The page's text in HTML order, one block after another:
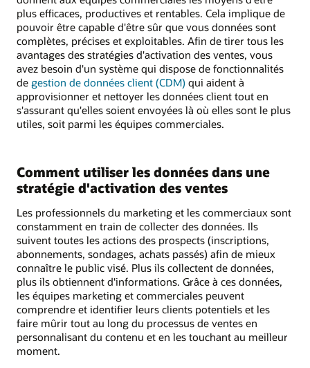
plus efficaces, productives et rentables. Cela implique de
pouvoir être capable d'être sûr que vous données sont
complètes, précises et exploitables. Afin de tirer tous les
avantages des stratégies d'activation des ventes, vous
avez besoin d'un système qui dispose de fonctionnalités
de gestion de données client (CDM) qui aident à
approvisionner et nettoyer les données client tout en
s'assurant qu'elles soient envoyées là où elles sont le plus
utiles, soit parmi les équipes commerciales.
Comment utiliser les données dans une
stratégie d'activation des ventes
Les professionnels du marketing et les commerciaux sont
constamment en train de collecter des données. Ils
suivent toutes les actions des prospects (inscriptions,
abonnements, sondages, achats passés) afin de mieux
connaître le public visé. Plus ils collectent de données,
plus ils obtiennent d'informations. Grâce à ces données,
les équipes marketing et commerciales peuvent
comprendre et identifier leurs clients potentiels et les
faire mûrir tout au long du processus de ventes en
personnalisant du contenu et en les touchant au meilleur
moment.